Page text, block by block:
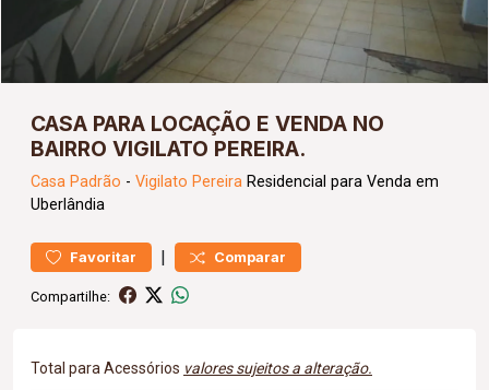
CASA PARA LOCAÇÃO E VENDA NO
BAIRRO VIGILATO PEREIRA.
Casa Padrão - Vigilato Pereira Residencial para Venda em
Uberlândia
Favoritar | Comparar
Compartilhe:
Total para Acessórios valores sujeitos a alteração.